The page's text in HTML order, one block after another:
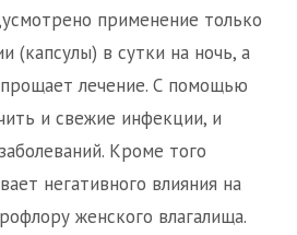
применение только
(капсулы) в сутки на ночь, а
лечение. С помощью
и свежие инфекции, и
Кроме того
негативного влияния на
женского влагалища.